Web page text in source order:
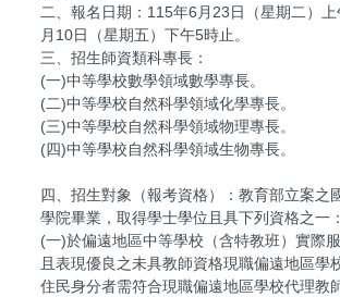
二、報名日期：115年6月23日（星期二）
月10日（星期五）下午5時止。
三、招生師資類科專長：
(一)中等學校數學領域數學專長。
(二)中等學校自然科學領域化學專長。
(三)中等學校自然科學領域物理專長。
(四)中等學校自然科學領域生物專長。
四、招生對象（報考資格）：教育部立案之
學院畢業，取得學士學位且具下列資格之一：
(一)於偏遠地區中等學校（含特教班）實際
且表現優良之未具教師資格現職偏遠地區學
住民身分者需符合現職偏遠地區學校代理教